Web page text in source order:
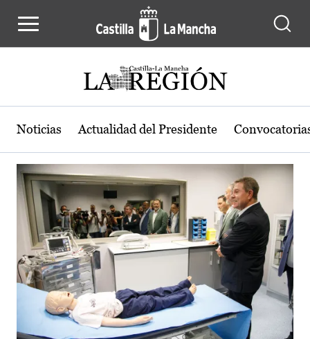
Actualidad de la región de Castilla-
Noticias Actualidad del Presidente